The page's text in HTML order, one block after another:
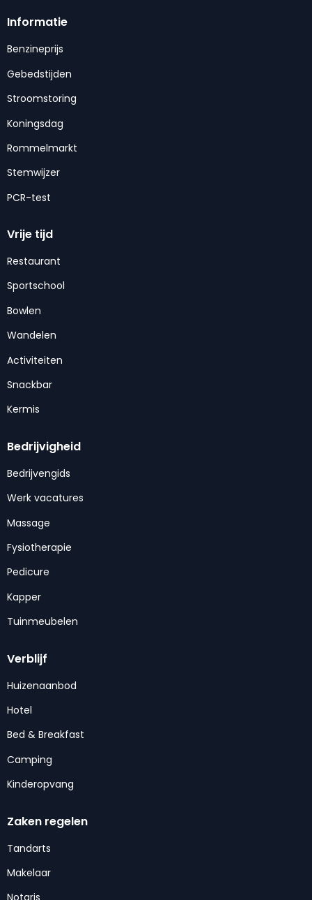
Informatie
Benzineprijs
Gebedstijden
Stroomstoring
Koningsdag
Rommelmarkt
Stemwijzer
PCR-test
Vrije tijd
Restaurant
Sportschool
Bowlen
Wandelen
Activiteiten
Snackbar
Kermis
Bedrijvigheid
Bedrijvengids
Werk vacatures
Massage
Fysiotherapie
Pedicure
Kapper
Tuinmeubelen
Verblijf
Huizenaanbod
Hotel
Bed & Breakfast
Camping
Kinderopvang
Zaken regelen
Tandarts
Makelaar